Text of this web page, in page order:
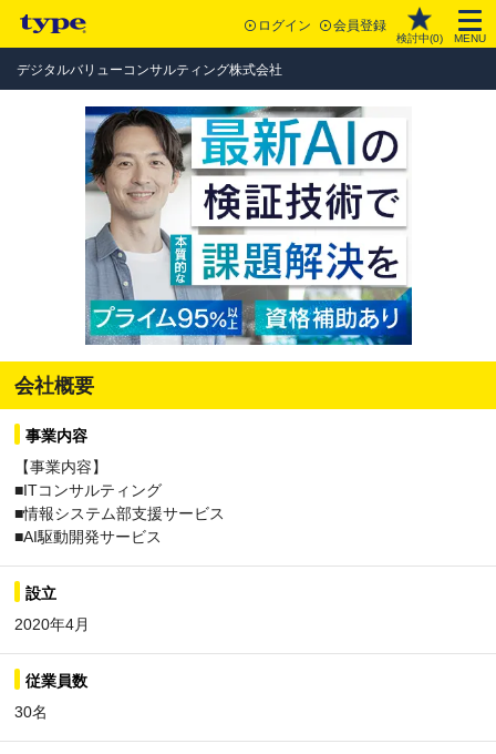
ログイン 会員登録
検討中(0) MENU
デジタルバリューコンサルティング株式会社
会社概要
事業内容
【事業内容】
■ITコンサルティング
■情報システム部支援サービス
■AI駆動開発サービス
設立
2020年4月
従業員数
30名